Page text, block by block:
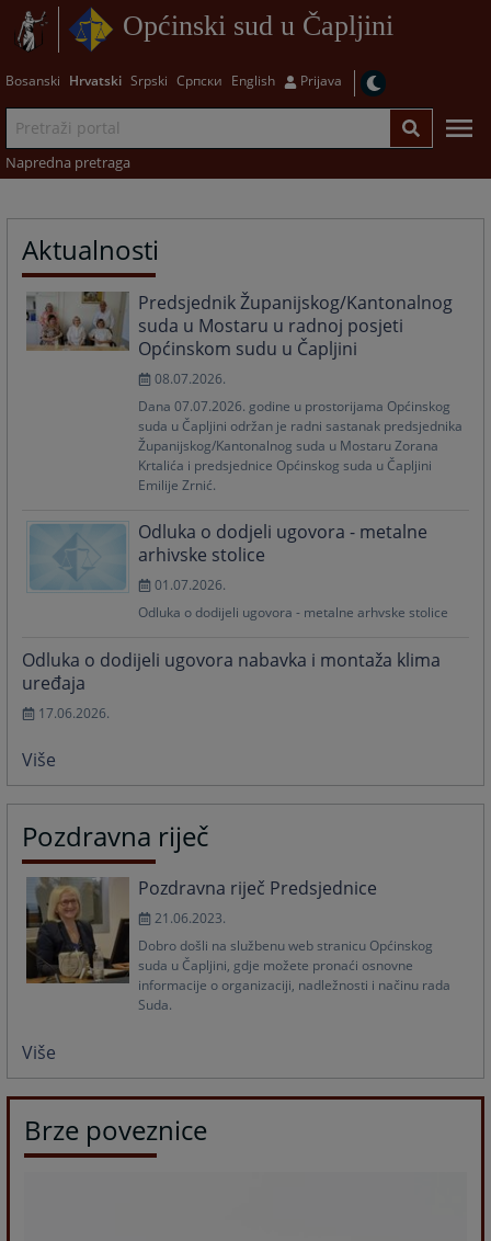
Općinski sud u Čapljini
Bosanski Hrvatski Srpski Српски English Prijava
Napredna pretraga
Aktualnosti
Predsjednik Županijskog/Kantonalnog
suda u Mostaru u radnoj posjeti
Općinskom sudu u Čapljini
08.07.2026.
Dana 07.07.2026. godine u prostorijama Općinskog
suda u Čapljini održan je radni sastanak predsjednika
Županijskog/Kantonalnog suda u Mostaru Zorana
Krtalića i predsjednice Općinskog suda u Čapljini
Emilije Zrnić.
Odluka o dodjeli ugovora - metalne
arhivske stolice
01.07.2026.
Odluka o dodijeli ugovora - metalne arhvske stolice
Odluka o dodijeli ugovora nabavka i montaža klima
uređaja
17.06.2026.
Više
Pozdravna riječ
Pozdravna riječ Predsjednice
21.06.2023.
Dobro došli na službenu web stranicu Općinskog
suda u Čapljini, gdje možete pronaći osnovne
informacije o organizaciji, nadležnosti i načinu rada
Suda.
Više
Brze poveznice